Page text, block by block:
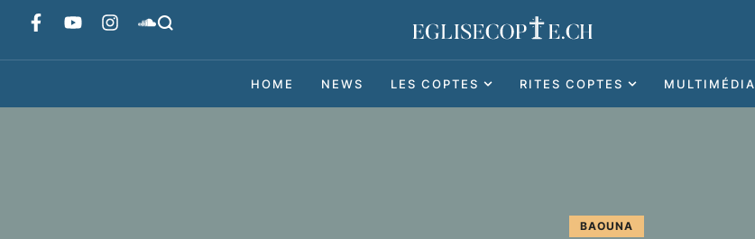
HOME NEWS LES COPTES RITES COPTES MULTIMÉDIA
BAOUNA